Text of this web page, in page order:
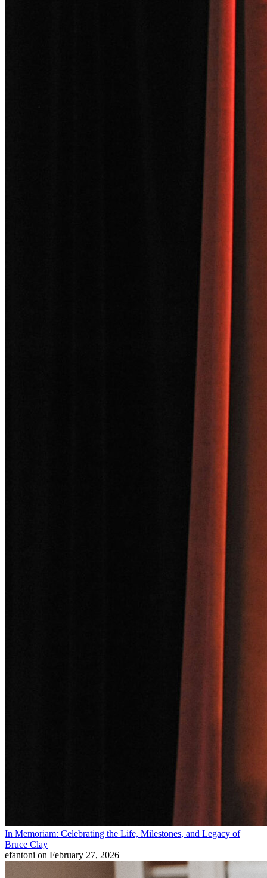
In Memoriam: Celebrating the Life, Milestones, and Legacy of
Bruce Clay
efantoni on February 27, 2026